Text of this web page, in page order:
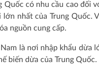
Quốc có nhu cầu cao
nhất của Trung Quốc.
nguồn cung cấp.
là nơi nhập khẩu dừa
biến dừa của Trung Quốc.